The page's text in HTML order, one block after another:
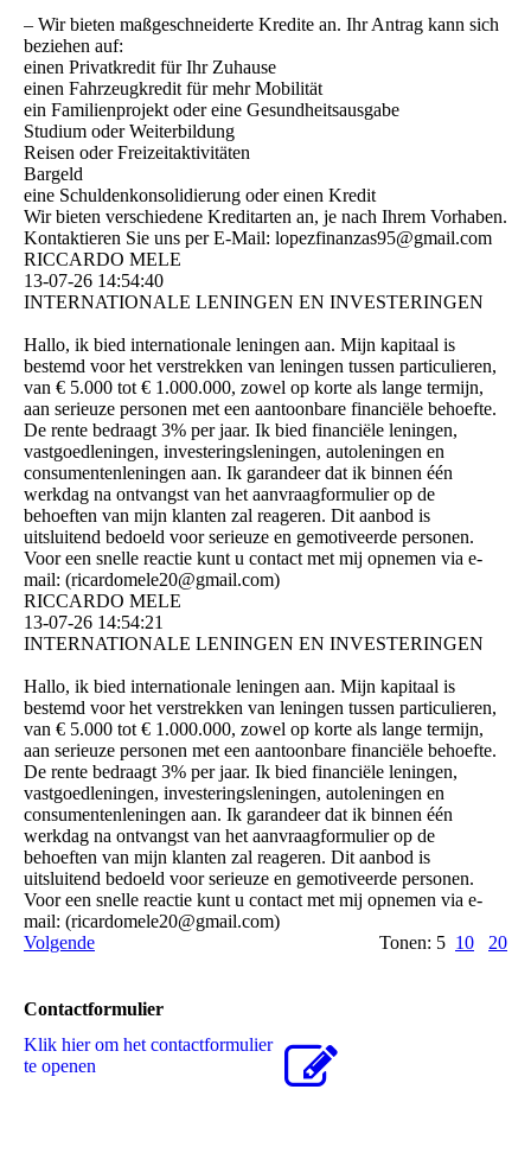
– Wir bieten maßgeschneiderte Kredite an. Ihr Antrag kann sich
beziehen auf:
einen Privatkredit für Ihr Zuhause
einen Fahrzeugkredit für mehr Mobilität
ein Familienprojekt oder eine Gesundheitsausgabe
Studium oder Weiterbildung
Reisen oder Freizeitaktivitäten
Bargeld
eine Schuldenkonsolidierung oder einen Kredit
Wir bieten verschiedene Kreditarten an, je nach Ihrem Vorhaben.
Kontaktieren Sie uns per E-Mail: lopezfinanzas95@­gmail.­com
RICCARDO MELE
13-07-26 14:54:40
INTERNATIONALE LENINGEN EN INVESTERINGEN
Hallo, ik bied internationale leningen aan. Mijn kapitaal is
bestemd voor het verstrekken van leningen tussen particulieren,
van € 5.000 tot € 1.000.000, zowel op korte als lange termijn,
aan serieuze personen met een aantoonbare financiële behoefte.
De rente bedraagt ​​3% per jaar. Ik bied financiële leningen,
vastgoedleningen, investeringsleningen, autoleningen en
consumentenleningen aan. Ik garandeer dat ik binnen één
werkdag na ontvangst van het aanvraagformulier op de
behoeften van mijn klanten zal reageren. Dit aanbod is
uitsluitend bedoeld voor serieuze en gemotiveerde personen.
Voor een snelle reactie kunt u contact met mij opnemen via e-
mail: (­ricardomele20@­gmail.­com)­
RICCARDO MELE
13-07-26 14:54:21
INTERNATIONALE LENINGEN EN INVESTERINGEN
Hallo, ik bied internationale leningen aan. Mijn kapitaal is
bestemd voor het verstrekken van leningen tussen particulieren,
van € 5.000 tot € 1.000.000, zowel op korte als lange termijn,
aan serieuze personen met een aantoonbare financiële behoefte.
De rente bedraagt ​​3% per jaar. Ik bied financiële leningen,
vastgoedleningen, investeringsleningen, autoleningen en
consumentenleningen aan. Ik garandeer dat ik binnen één
werkdag na ontvangst van het aanvraagformulier op de
behoeften van mijn klanten zal reageren. Dit aanbod is
uitsluitend bedoeld voor serieuze en gemotiveerde personen.
Voor een snelle reactie kunt u contact met mij opnemen via e-
mail: (­ricardomele20@­gmail.­com)­
Volgende
Tonen: 5 10 20
Contactformulier
Klik hier om het contactformulier
te openen